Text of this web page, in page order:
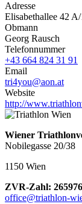
Adresse
Elisabethallee 42
Obmann
Georg Rausch
Telefonnummer
+43 664 824 31 91
Email
tri4you@aon.at
Website
http://
Wiener
Nobilegasse 20/38
1150 Wien
ZVR-Zahl:
office@triathlon-